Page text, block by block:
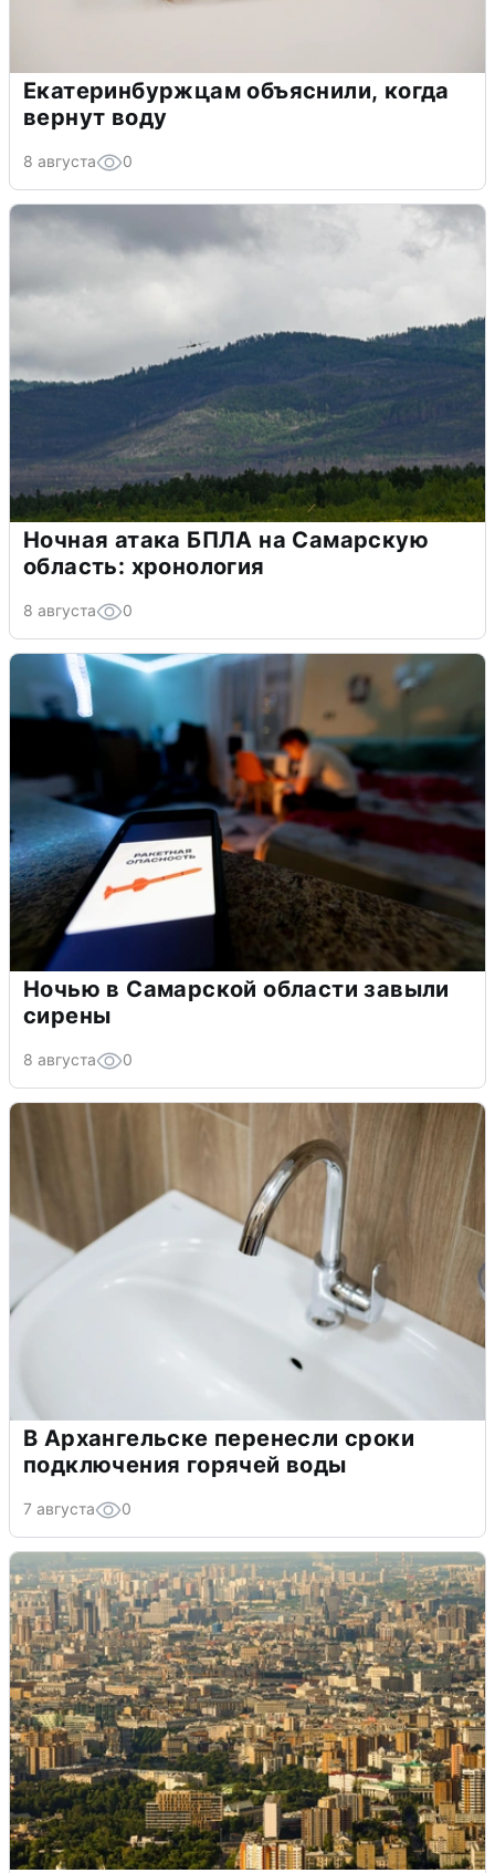
Екатеринбуржцам объяснили, когда
вернут воду
8 августа 0
Ночная атака БПЛА на Самарскую
область: хронология
8 августа 0
Ночью в Самарской области завыли
сирены
8 августа 0
В Архангельске перенесли сроки
подключения горячей воды
7 августа 0